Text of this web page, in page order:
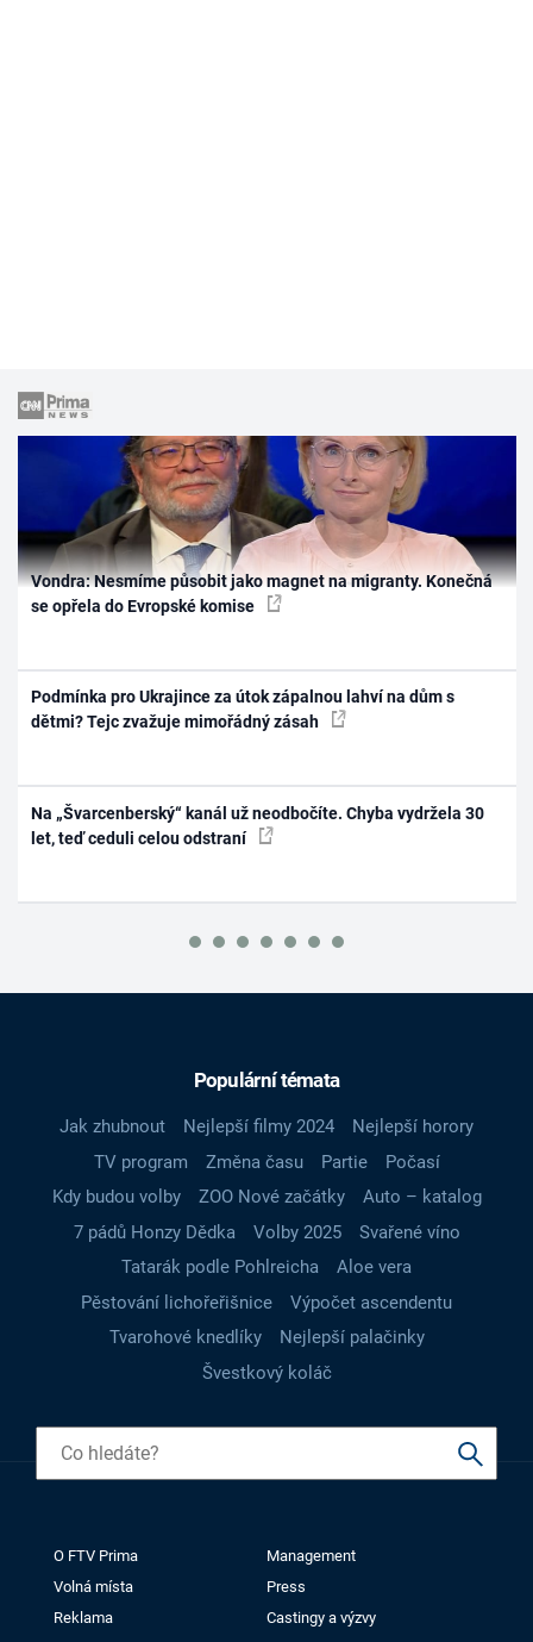
Vondra: Nesmíme působit jako magnet na migranty. Konečná
se opřela do Evropské komise
Podmínka pro Ukrajince za útok zápalnou lahví na dům s
dětmi? Tejc zvažuje mimořádný zásah
Na „Švarcenberský“ kanál už neodbočíte. Chyba vydržela 30
let, teď ceduli celou odstraní
Populární témata
Jak zhubnout Nejlepší filmy 2024
Nejlepší horory
TV program
Změna času Partie
Počasí
Kdy budou volby
ZOO Nové začátky
Auto – katalog
7 pádů Honzy Dědka
Volby 2025
Svařené víno
Tatarák podle Pohlreicha
Aloe vera
Pěstování lichořeřišnice
Výpočet ascendentu
Tvarohové knedlíky
Nejlepší palačinky
Švestkový koláč
O FTV Prima
Management
Volná místa
Press
Reklama
Castingy a výzvy